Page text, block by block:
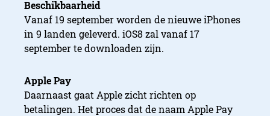
Beschikbaarheid
Vanaf 19 september worden de nieuwe iPhones
in 9 landen geleverd. iOS8 zal vanaf 17
september te downloaden zijn.
Apple Pay
Daarnaast gaat Apple zicht richten op
betalingen. Het proces dat de naam Apple Pay